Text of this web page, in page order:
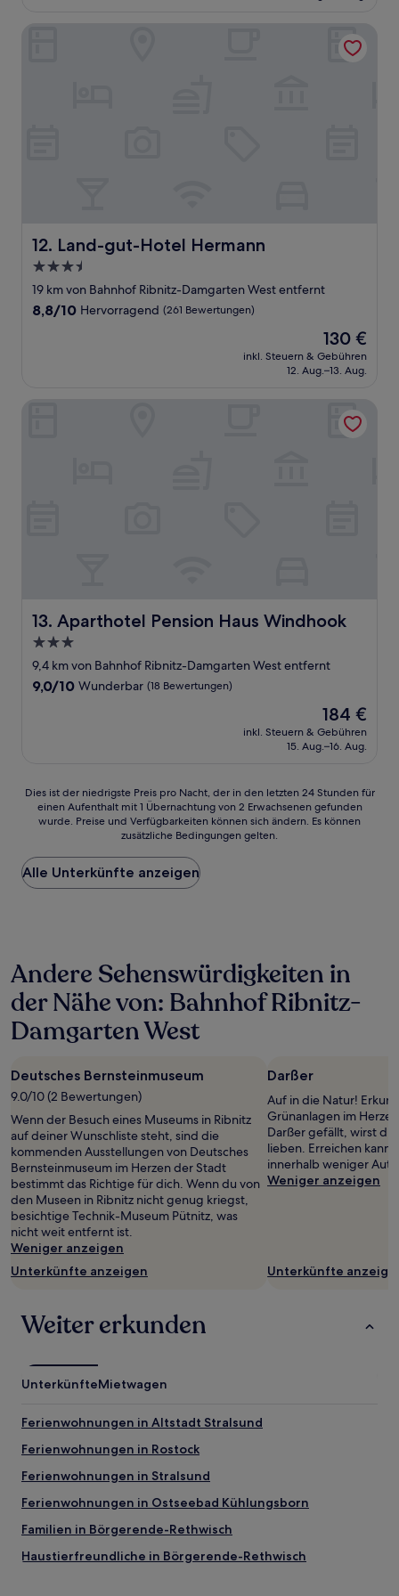
12. Land-gut-Hotel Hermann
Land-gut-Hotel Hermann
3.5-
Sterne-
Unterkunft
19 km von Bahnhof Ribnitz-Damgarten West entfernt
8.8
8,8/10 Hervorragend (261 Bewertungen)
Der
Preis
beträgt
130 €
inkl. Steuern & Gebühren
12. Aug.–13. Aug.
13. Aparthotel Pension Haus Windhook
Aparthotel Pension Haus Windhook
3.0-
Sterne-
Unterkunft
9,4 km von Bahnhof Ribnitz-Damgarten West entfernt
9.0
9,0/10 Wunderbar (18 Bewertungen)
Der
Preis
beträgt
184 €
inkl. Steuern & Gebühren
15. Aug.–16. Aug.
Dies
der
Preis
pro
Nacht,
24 Stunden
für
einen
mit
2 Erwachsenen
gefunden
wurde.
Preise
und
Verfügbarkeiten
können
sich
ändern.
Es
können
zusätzliche
Bedingungen
Dies ist der niedrigste Preis pro Nacht, der in den letzten 24 Stunden für
einen Aufenthalt mit 1 Übernachtung von 2 Erwachsenen gefunden
wurde. Preise und Verfügbarkeiten können sich ändern. Es können
zusätzliche Bedingungen gelten.
Alle Unterkünfte anzeigen
Andere Sehenswürdigkeiten in
der Nähe von: Bahnhof Ribnitz-
Damgarten West
Deutsches Bernsteinmuseum
9.0/10 (2 Bewertungen)
Wenn der Besuch eines Museums in Ribnitz
auf deiner Wunschliste steht, sind die
kommenden Ausstellungen von Deutsches
Bernsteinmuseum im Herzen der Stadt
bestimmt das Richtige für dich. Wenn du von
den Museen in Ribnitz nicht genug kriegst,
besichtige Technik-Museum Pütnitz, was
nicht weit entfernt ist.
Weniger anzeigen
Unterkünfte anzeigen
Darßer
Auf in die Natur!
Grünanlagen im
Darßer gefällt, wirst du
lieben. Erreichen
innerhalb weniger
Weniger anzeigen
Unterkünfte
Weiter erkunden
UnterkünfteMietwagen
Ferienwohnungen in Altstadt Stralsund
Ferienwohnungen in Rostock
Ferienwohnungen in Stralsund
Ferienwohnungen in Ostseebad Kühlungsborn
Familien in Börgerende-Rethwisch
Haustierfreundliche in Börgerende-Rethwisch